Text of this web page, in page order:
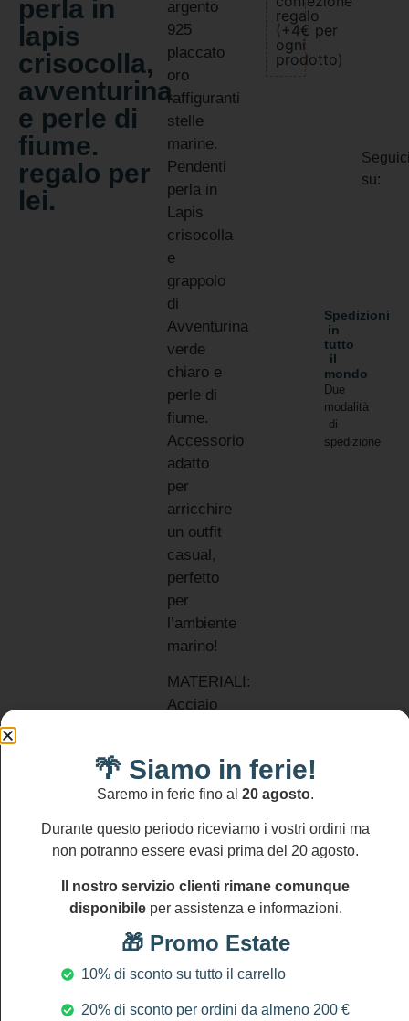
perla in
lapis
crisocolla,
avventurina
e perle di
fiume.
regalo per
lei.
argento
925
placcato
oro
raffiguranti
stelle
marine.
Pendenti
perla in
Lapis
crisocolla
e
grappolo
di
Avventurina
verde
chiaro e
perle di
fiume.
Accessorio
adatto
per
arricchire
un outfit
casual,
perfetto
per
l’ambiente
marino!
MATERIALI:
Acciaio
Lapis
crisocolla
Avventurina
DIMENSIONI
Lunghezza
orecchini:
circa 4.5
cm/1.8″
Dimensioni
regalo
(+4€ per
ogni
prodotto)
Spedizioni
in
tutto
il
mondo
Due
modalità
di
spedizione
resi
entro
gg
su:
🌴 Siamo in ferie!
Saremo in ferie fino al 20 agosto.
Durante questo periodo riceviamo i vostri ordini ma
non potranno essere evasi prima del 20 agosto.
Il nostro servizio clienti rimane comunque
disponibileper assistenza e informazioni.
🎁 Promo Estate
10% di sconto su tutto il carrello
20% di sconto per ordini da almeno 200 €